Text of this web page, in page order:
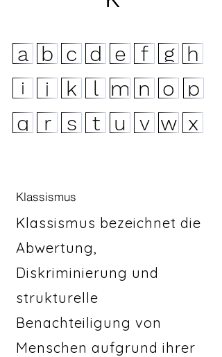
a b c d e f g h
i j k l m n o p
Klassismus
Klassismus bezeichnet die
Abwertung,
Diskriminierung und
strukturelle
Benachteiligung von
Menschen aufgrund ihrer
q r s t u v w x